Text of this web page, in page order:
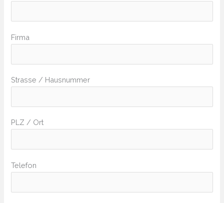
Firma
Strasse / Hausnummer
PLZ / Ort
Telefon